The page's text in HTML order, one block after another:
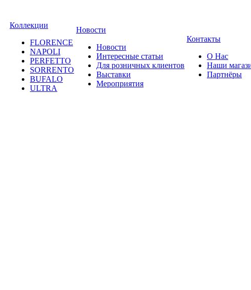
Коллекции
FLORENCE
NAPOLI
PERFETTO
SORRENTO
BUFALO
ULTRA
Новости
Новости
Интересные статьи
Для розничных клиентов
Выставки
Мероприятия
Контакты
О Нас
Наши
Партнёры